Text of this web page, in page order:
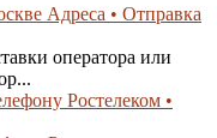
Адреса • Отправка
оператора или